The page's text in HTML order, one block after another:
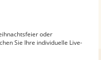
oder
Sie Ihre individuelle Live-